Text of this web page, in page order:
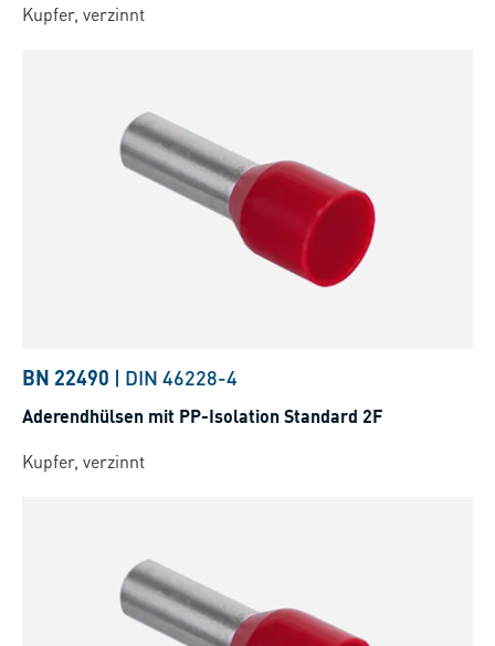
Kupfer, verzinnt
BN 22490 | DIN 46228-4
Aderendhülsen mit PP-Isolation Standard 2F
Kupfer, verzinnt